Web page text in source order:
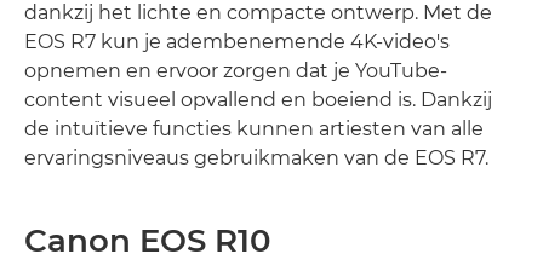
dankzij het lichte en compacte ontwerp. Met de
EOS R7 kun je adembenemende 4K-video's
opnemen en ervoor zorgen dat je YouTube-
content visueel opvallend en boeiend is. Dankzij
de intuïtieve functies kunnen artiesten van alle
ervaringsniveaus gebruikmaken van de EOS R7.
Canon EOS R10